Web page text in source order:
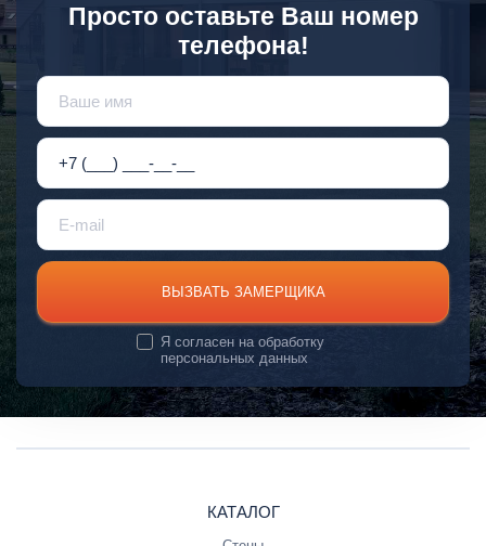
Просто оставьте Ваш номер
телефона!
ВЫЗВАТЬ ЗАМЕРЩИКА
Я согласен наобработку
персональных данных
КАТАЛОГ